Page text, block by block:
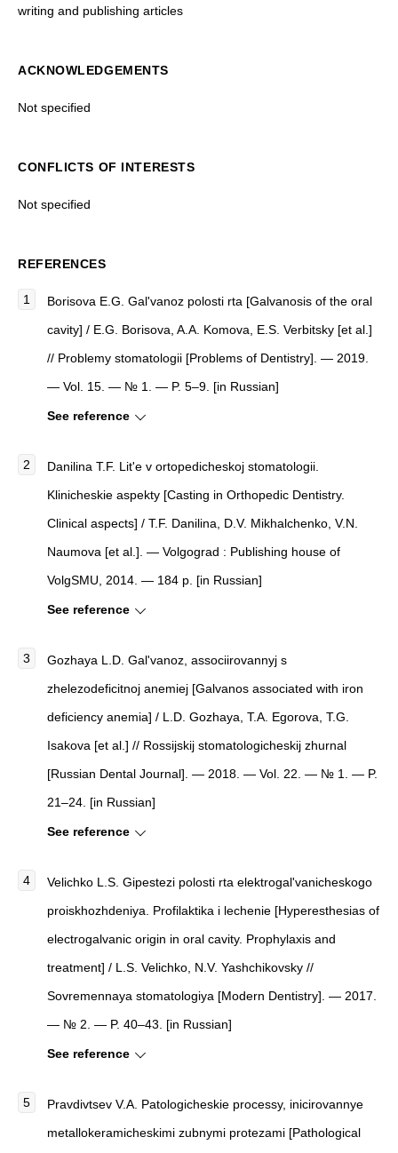
writing and publishing articles
ACKNOWLEDGEMENTS
Not specified
CONFLICTS OF INTERESTS
Not specified
REFERENCES
Borisova E.G. Gal'vanoz polosti rta [Galvanosis of the oral
cavity] / E.G. Borisova, A.A. Komova, E.S. Verbitsky [et al.]
// Problemy stomatologii [Problems of Dentistry]. — 2019.
— Vol. 15. — № 1. — P. 5–9. [in Russian]
See reference
Danilina T.F. Lit'e v ortopedicheskoj stomatologii.
Klinicheskie aspekty [Casting in Orthopedic Dentistry.
Clinical aspects] / T.F. Danilina, D.V. Mikhalchenko, V.N.
Naumova [et al.]. — Volgograd : Publishing house of
VolgSMU, 2014. — 184 p. [in Russian]
See reference
Gozhaya L.D. Gal'vanoz, associirovannyj s
zhelezodeficitnoj anemiej [Galvanos associated with iron
deficiency anemia] / L.D. Gozhaya, T.A. Egorova, T.G.
Isakova [et al.] // Rossijskij stomatologicheskij zhurnal
[Russian Dental Journal]. — 2018. — Vol. 22. — № 1. — P.
21–24. [in Russian]
See reference
Velichko L.S. Gipestezi polosti rta elektrogal'vanicheskogo
proiskhozhdeniya. Profilaktika i lechenie [Hyperesthesias of
electrogalvanic origin in oral cavity. Prophylaxis and
treatment] / L.S. Velichko, N.V. Yashchikovsky //
Sovremennaya stomatologiya [Modern Dentistry]. — 2017.
— № 2. — P. 40–43. [in Russian]
See reference
Pravdivtsev V.A. Patologicheskie processy, inicirovannye
metallokeramicheskimi zubnymi protezami [Pathological